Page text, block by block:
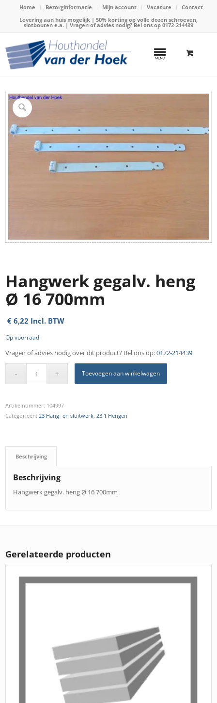
Home Bezorginformatie Mijn account Vacature
Contact
Levering aan huis mogelijk | 50% korting op volle dozen schroeven,
slotbouten e.a. | Vragen of advies nodig? Bel ons op 0172-214439
Home / Webshop / Hang- en sluitwerk / Hengen
Hangwerk gegalv. heng Ø 700mm
Hangwerk gegalv. heng
Ø 16 700mm
€ 6,22 Incl. BTW
Op voorraad
Vragen of advies nodig over dit product? Bel ons op:0172-214439
Toevoegen aan winkelwagen
Artikelnummer: 104997
Categorieën:23 Hang- en sluitwerk,23.1 Hengen
Beschrijving
Beschrijving
Hangwerk gegalv. heng Ø 16 700mm
Gerelateerde producten